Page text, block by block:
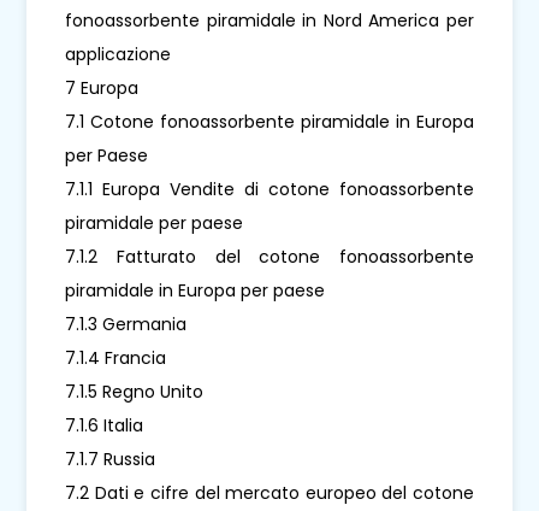
fonoassorbente piramidale in Nord America per
applicazione
7 Europa
7.1 Cotone fonoassorbente piramidale in Europa
per Paese
7.1.1 Europa Vendite di cotone fonoassorbente
piramidale per paese
7.1.2 Fatturato del cotone fonoassorbente
piramidale in Europa per paese
7.1.3 Germania
7.1.4 Francia
7.1.5 Regno Unito
7.1.6 Italia
7.1.7 Russia
7.2 Dati e cifre del mercato europeo del cotone